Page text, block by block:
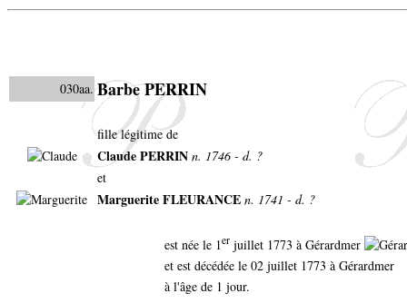
030aa. Barbe PERRIN
fille légitime de
Claude PERRIN n. 1746 - d. ?
et
Marguerite FLEURANCE n. 1741 - d. ?
est née le 1er juillet 1773 à Gérardmer
et est décédée le 02 juillet 1773 à Gérardmer
à l'âge de 1 jour.